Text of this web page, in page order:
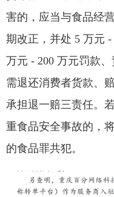
害的，应当与食品经
期改正，并处 5 万元
万元 - 200 万元罚款
需退还消费者货款、
承担退一赔三责任。
重食品安全事故的，
的食品罪共犯。